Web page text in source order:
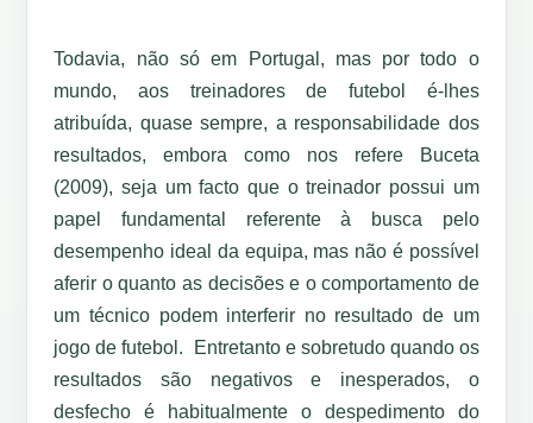
Todavia, não só em Portugal, mas por todo o
mundo, aos treinadores de futebol é-lhes
atribuída, quase sempre, a responsabilidade dos
resultados, embora como nos refere Buceta
(2009), seja um facto que o treinador possui um
papel fundamental referente à busca pelo
desempenho ideal da equipa, mas não é possível
aferir o quanto as decisões e o comportamento de
um técnico podem interferir no resultado de um
jogo de futebol. Entretanto e sobretudo quando os
resultados são negativos e inesperados, o
desfecho é habitualmente o despedimento do